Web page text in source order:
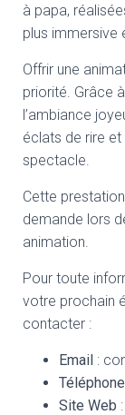
à papa,
plus immersive
Offrir une
priorité. Grâce
l’ambiance
éclats de rire
spectacle.
Cette
demande lors
animation.
Pour toute
votre prochain
contacter :
Email :
Téléphone
Site Web :